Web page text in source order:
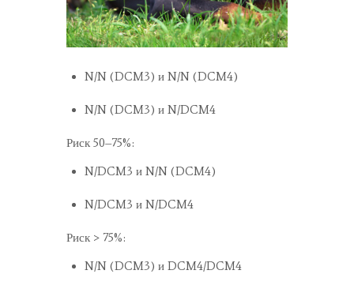
N/N (DCM3) и N/N (DCM4)
N/N (DCM3) и N/DCM4
Риск 50–75%:
N/DCM3 и N/N (DCM4)
N/DCM3 и N/DCM4
Риск > 75%:
N/N (DCM3) и DCM4/DCM4